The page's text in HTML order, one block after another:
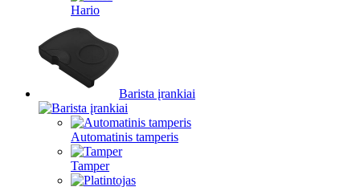
Hario
Barista įrankiai
Automatinis tamperis
Tamper